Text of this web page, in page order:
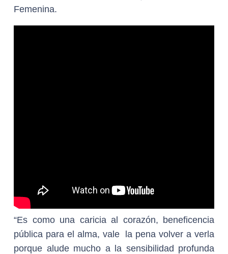
Femenina.
“Es como una caricia al corazón, beneficencia
pública para el alma, vale la pena volver a verla
porque alude mucho a la sensibilidad profunda